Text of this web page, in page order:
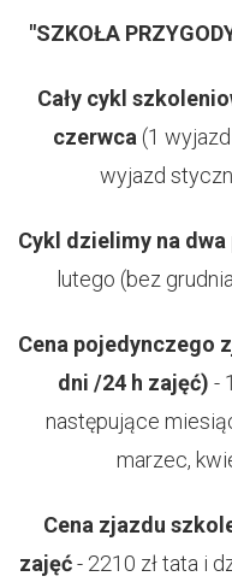
"SZKOŁA
Cały cykl
czerwca (1
wyjazd
Cykl dzielimy na dwa
lutego (bez
Cena pojedynczego
dni /24 h zajęć) -
następujące
marzec,
Cena zjazdu
zajęć- 2210 zł tata i